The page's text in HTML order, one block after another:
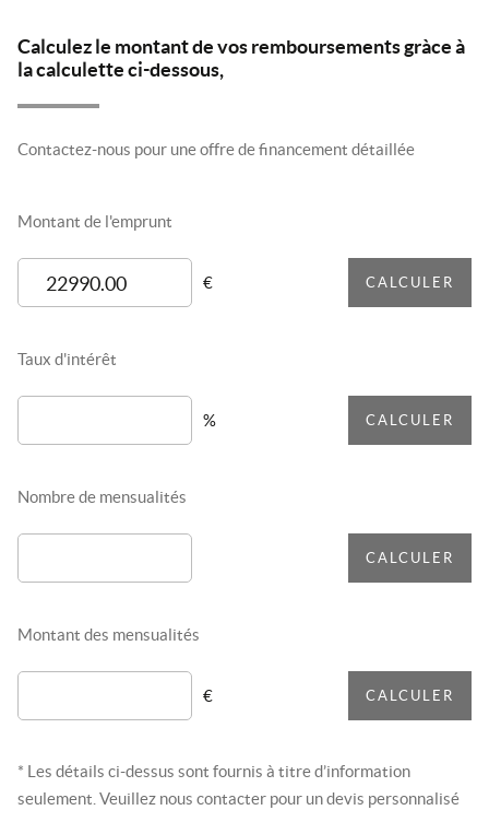
Calculez le montant de vos remboursements gràce à
la calculette ci-dessous,
Contactez-nous pour une offre de financement détaillée
Montant de l'emprunt
€ CALCULER
Taux d'intérêt
% CALCULER
Nombre de mensualités
CALCULER
Montant des mensualités
€ CALCULER
* Les détails ci-dessus sont fournis à titre d’information
seulement. Veuillez nous contacter pour un devis personnalisé